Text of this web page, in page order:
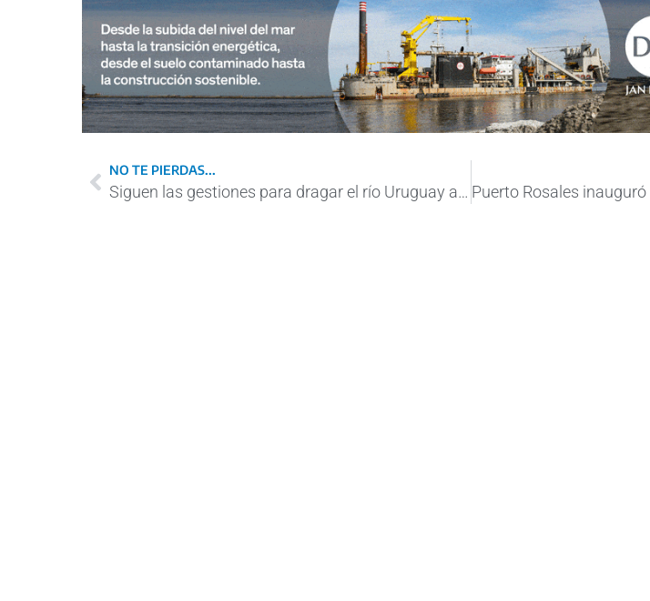
NO TE PIERDAS...
Siguen las gestiones para dragar el río Uruguay a 34 pies